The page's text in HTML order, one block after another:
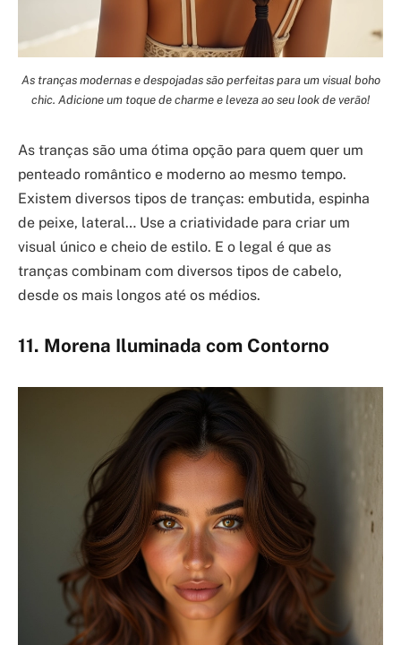
As tranças modernas e despojadas são perfeitas para um visual boho
chic. Adicione um toque de charme e leveza ao seu look de verão!
As tranças são uma ótima opção para quem quer um
penteado romântico e moderno ao mesmo tempo.
Existem diversos tipos de tranças: embutida, espinha
de peixe, lateral… Use a criatividade para criar um
visual único e cheio de estilo. E o legal é que as
tranças combinam com diversos tipos de cabelo,
desde os mais longos até os médios.
11. Morena Iluminada com Contorno